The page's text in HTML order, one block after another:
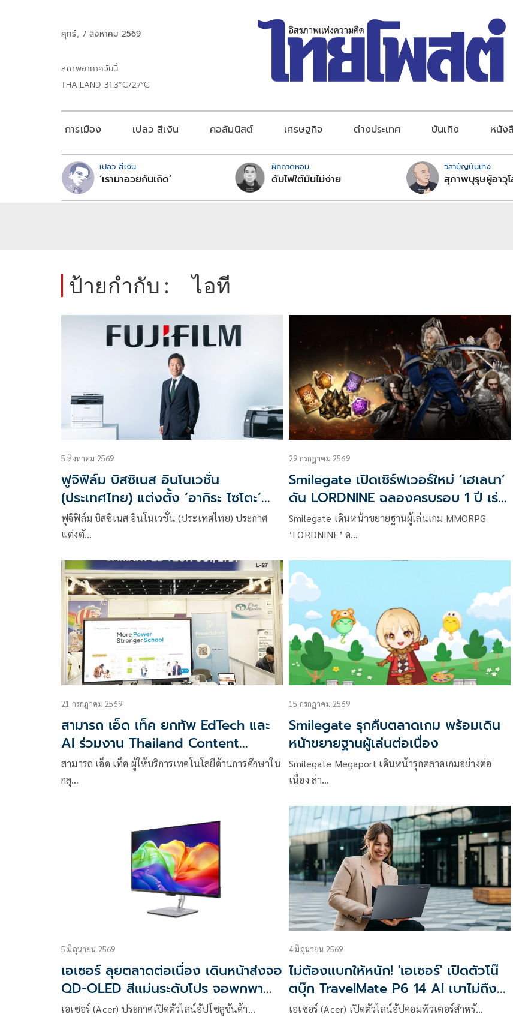
ศุกร์, 7 สิงหาคม 2569
สภาพอากาศวันนี้
THAILAND 31.3°C/27°C
การเมือง เปลว สีเงิน คอลัมนิสต์ เศรษฐกิจ ต่างประเทศ บันเทิง หนัง
เปลว สีเงิน
‘เรามาอวยกันเถิด’
ผักกาดหอม
ดับไฟใต้มันไม่ง่าย
วิสามัญบันเทิง
สุภาพบุรุษผู้อาวุโ
ป้ายกำกับ : ไอที
5 สิงหาคม 2569
ฟูจิฟิล์ม บิสซิเนส อินโนเวชั่น
(ประเทศไทย) แต่งตั้ง ‘อากิระ ไซโตะ’
เป็นกรรมการผู้จัดการคนใหม่
ฟูจิฟิล์ม บิสซิเนส อินโนเวชั่น (ประเทศไทย) ประกาศ
แต่งตั…
29 กรกฎาคม 2569
Smilegate เปิดเซิร์ฟเวอร์ใหม่ ‘เฮเลนา’
ดัน LORDNINE ฉลองครบรอบ 1 ปี เร่ง
ฐานผู้เล่น
Smilegate เดินหน้าขยายฐานผู้เล่นเกม MMORPG
‘LORDNINE’ ด…
21 กรกฎาคม 2569
สามารถ เอ็ด เท็ค ยกทัพ EdTech และ
AI ร่วมงาน Thailand Content
Market 2026
สามารถ เอ็ด เท็ค ผู้ให้บริการเทคโนโลยีด้านการศึกษาใน
กลุ…
15 กรกฎาคม 2569
Smilegate รุกคืบตลาดเกม พร้อมเดิน
หน้าขยายฐานผู้เล่นต่อเนื่อง
Smilegate Megaport เดินหน้ารุกตลาดเกมอย่างต่อ
เนื่อง ล่า…
5 มิถุนายน 2569
เอเซอร์ ลุยตลาดต่อเนื่อง เดินหน้าส่งจอ
QD-OLED สีแม่นระดับโปร จอพกพา
และเลเซอร์โปรเจกเตอร์ 4K ตอบโจทย์
เอเซอร์ (Acer) ประกาศเปิดตัวไลน์อัปโซลูชันด้า…
4 มิถุนายน 2569
ไม่ต้องแบกให้หนัก! 'เอเซอร์' เปิดตัวโน๊
ตบุ๊ก TravelMate P6 14 AI เบาไม่ถึง 1
กก.
เอเซอร์ (Acer) เปิดตัวไลน์อัปคอมพิวเตอร์สำหรั…